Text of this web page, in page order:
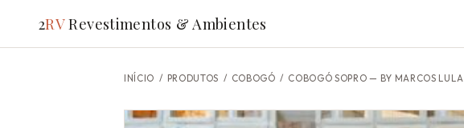
2RVRevestimentos & Ambientes
INÍCIO / PRODUTOS / COBOGÓ / COBOGÓ SOPRO — BY MARCOS LULA